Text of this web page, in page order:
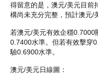
得留意的是，澳元/美元目前
構尚未充分完整，預計澳元/
若澳元/美元有效企穩0.7000
0.7400水準。但若有效擊穿
驗0.6900水準。
澳元/美元日線圖：